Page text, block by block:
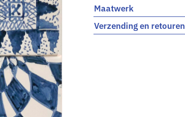
Maatwerk
Verzending en retouren